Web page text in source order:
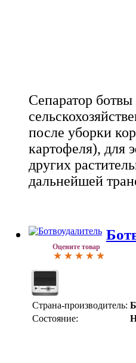
Сепаратор
после уборки
картофеля), для
других
дальнейшей
Оцените товар
Страна-производитель:
Состояние: